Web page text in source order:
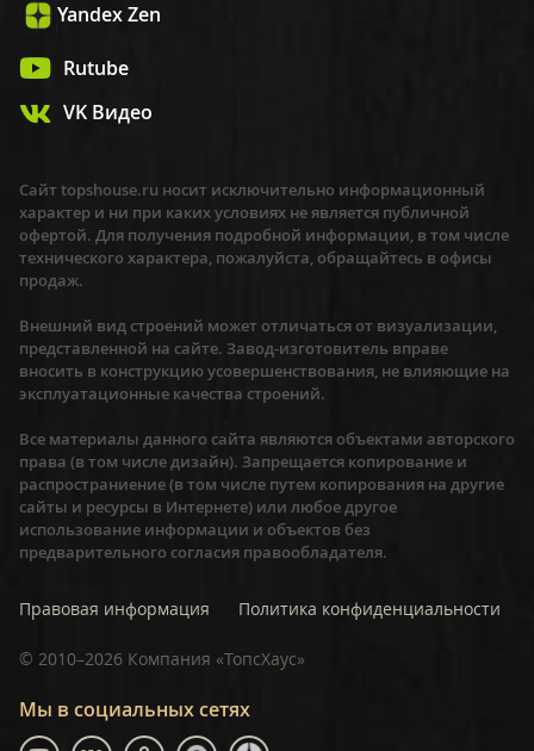
Yandex Zen
Rutube
VK Видео
Мы в социальных сетях
Сайт topshouse.ru носит исключительно информационный
характер и ни при каких условиях не является публичной
офертой. Для получения подробной информации, в том числе
технического характера, пожалуйста, обращайтесь в офисы
продаж.
Внешний вид строений может отличаться от визуализации,
представленной на сайте. Завод-изготовитель вправе
вносить в конструкцию усовершенствования, не влияющие на
эксплуатационные качества строений.
Все материалы данного сайта являются объектами авторского
права (в том числе дизайн). Запрещается копирование и
распространиение (в том числе путем копирования на другие
сайты и ресурсы в Интернете) или любое другое
использование информации и объектов без
предварительного согласия правообладателя.
Правовая информация Политика конфиденциальности
© 2010–2026 Компания «ТопсХаус»